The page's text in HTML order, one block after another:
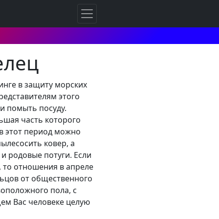
в защиту морских
этого
помыть посуду.
часть которого
этот период можно
ковер, а
родовые потуги. Если
отношения в апреле
от общественного
пола, с
Вас человеке целую